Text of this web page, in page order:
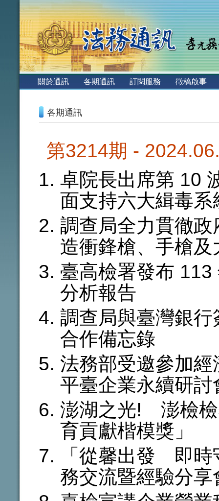
關於通訊 各期通訊 訂閱服務
徵稿啟事
各期通訊
第3214期 -
卓院長出席第 10
面支持六大緝毒系
調查局全力貫徹
造衝鋒槍、手槍及
臺高檢署發布
分析報告
調查局與臺灣銀
合作備忘錄
法務部受邀參加
平臺企業永續研討
澎湖之光! 澎檢檢
育貢獻楷模獎」
「從馨出發 即
務交流暨經驗分享